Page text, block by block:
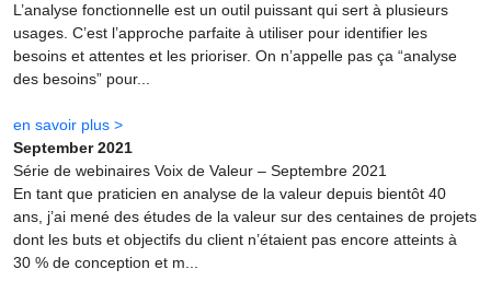
L’analyse fonctionnelle est un outil puissant qui sert à plusieurs
usages. C’est l’approche parfaite à utiliser pour identifier les
besoins et attentes et les prioriser. On n’appelle pas ça “analyse
des besoins” pour...
en savoir plus >
September 2021
Série de webinaires Voix de Valeur – Septembre 2021
En tant que praticien en analyse de la valeur depuis bientôt 40
ans, j’ai mené des études de la valeur sur des centaines de projets
dont les buts et objectifs du client n’étaient pas encore atteints à
30 % de conception et m...